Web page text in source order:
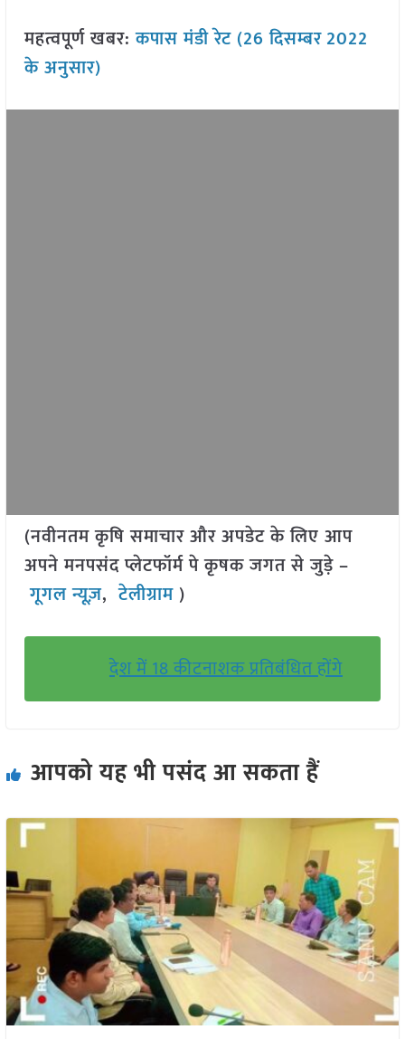
महत्वपूर्ण खबर:कपास मंडी रेट (26 दिसम्बर2022
के अनुसार)
(नवीनतम कृषि समाचार और अपडेट के लिए आप
अपने मनपसंद प्लेटफॉर्म पे कृषक जगत से जुड़े –
गूगल न्यूज़,टेलीग्राम )
देश में 18 कीटनाशक प्रतिबंधित होंगे
आपको यह भी पसंद आ सकता हैं